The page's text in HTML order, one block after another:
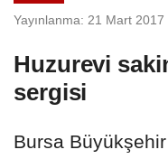
Yayınlanma: 21 Mart
Huzurevi
sergisi
Bursa